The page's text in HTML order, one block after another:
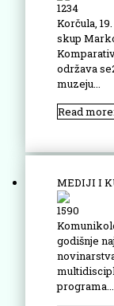
1234
Korčula,
skup
održava
muzeju...
Read
MEDIJI I
1590
godišnje
programa...